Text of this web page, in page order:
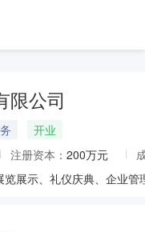
限公司
开业
注册资本： 200万元